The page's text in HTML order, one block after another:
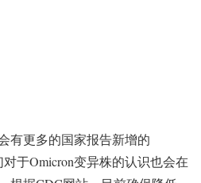
有更多的国家报告新增的
于Omicron变异株的认识也会在